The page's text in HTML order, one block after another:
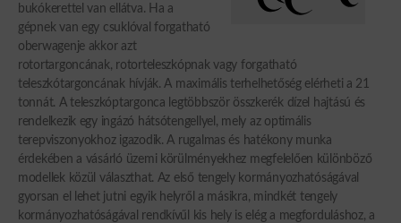
bukókerettel van ellátva. Ha a
gépnek van egy csuklóval forgatható
oberwagenje akkor azt
rotortargoncának, rotorteleszkópnak vagy forgatható
teleszkótargoncának hívják. A maximális terhelhetőség elérheti a 21
tonnát. A teleszkóptargonca legtöbbször összkerék dízel hajtású és
rendelkezik egy ingázó hátsótengellyel, mely az optimális
terepviszonyokhoz igazodik. A rugalmas és hatékony munka
érdekében a vásárló üzemi körülményekhez megfelelően különböző
modellek közül választhat. Az első tengely kormányozhatóságával
gyorsan el lehet jutni egyik helyről a másikra, mindkét tengely
kormányozhatóságával rendkívűl kis hely is elég a megforduláshoz, a